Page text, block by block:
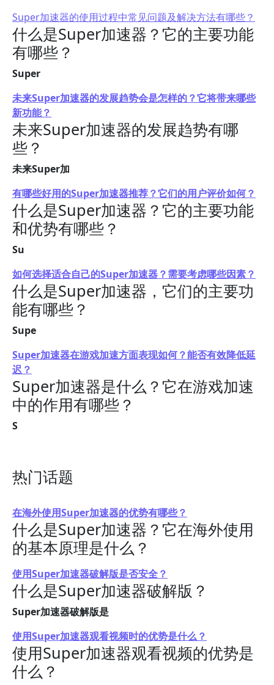
Super加速器的使用过程中常见问题及解决方法有哪些？
什么是Super加速器？它的主要功能
有哪些？
Super
未来Super加速器的发展趋势会是怎样的？它将带来哪些
新功能？
未来Super加速器的发展趋势有哪
些？
未来Super加
有哪些好用的Super加速器推荐？它们的用户评价如何？
什么是Super加速器？它的主要功能
和优势有哪些？
Su
如何选择适合自己的Super加速器？需要考虑哪些因素？
什么是Super加速器，它们的主要功
能有哪些？
Supe
Super加速器在游戏加速方面表现如何？能否有效降低延
迟？
Super加速器是什么？它在游戏加速
中的作用有哪些？
S
热门话题
在海外使用Super加速器的优势有哪些？
什么是Super加速器？它在海外使用
的基本原理是什么？
使用Super加速器破解版是否安全？
什么是Super加速器破解版？
Super加速器破解版是
使用Super加速器观看视频时的优势是什么？
使用Super加速器观看视频的优势是
什么？